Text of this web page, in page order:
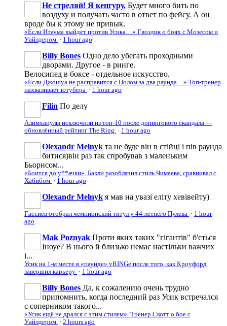
Не стреляй! Я кенгуру. Будет много бить по
воздуху и получать часто в ответ по фейсу. А он
вроде бы к этому не привык.
«Если Итаума выйдет против Усика…» Гвоздик о боях с Мозесом и
Уайлдером · 1 hour ago
Billy Bones Одно дело убегать проходными
дворами. Другое - в ринге.
Велосипед в боксе - отдельное искусство.
«Если Джошуа не расправится с Полом за два раунда…» Топ-тренер
нахваливает ютубера · 1 hour ago
Filin По делу
Алимханулы исключили из топ-10 после допингового скандала —
обновлённый рейтинг The Ring · 1 hour ago
Olexandr Melnyk та не буде він в стійці і пів раунда
битися)він раз так спробував з маленьким
Бьорнсом...
«Боится до у**ачки». Бакли разоблачил стиль Чимаева, сравнивал с
Хабибом · 1 hour ago
Olexandr Melnyk я мав на увазі еліту хевівейту)
Гассиев отобрал чемпионский титул у 44-летнего Пулева · 1 hour
ago
Mak Poznyak Проти яких таких "гігантів" б'ється
Іноуе? В нього й близько немає настільки важчих
і...
Усик на 1-м месте в «паунде» vRINGe после того, как Кроуфорд
завершил карьеру · 1 hour ago
Billy Bones Да, к сожалению очень трудно
припомнить, когда последний раз Усик встречался
с соперником такого...
«Усик ещё не дрался с этим стилем». Тренер Скотт о бое с
Уайлдером · 2 hours ago